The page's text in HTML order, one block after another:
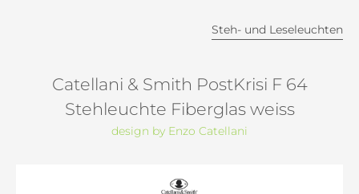
Steh- und Leseleuchten
Catellani & Smith PostKrisi F 64
Stehleuchte Fiberglas weiss
design by Enzo Catellani